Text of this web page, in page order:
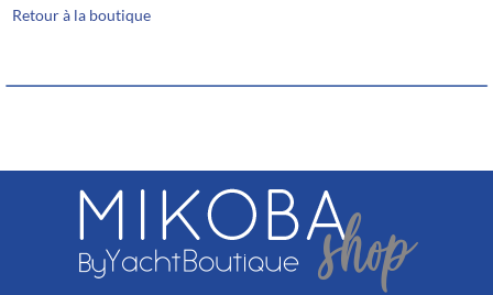
Retour à la boutique